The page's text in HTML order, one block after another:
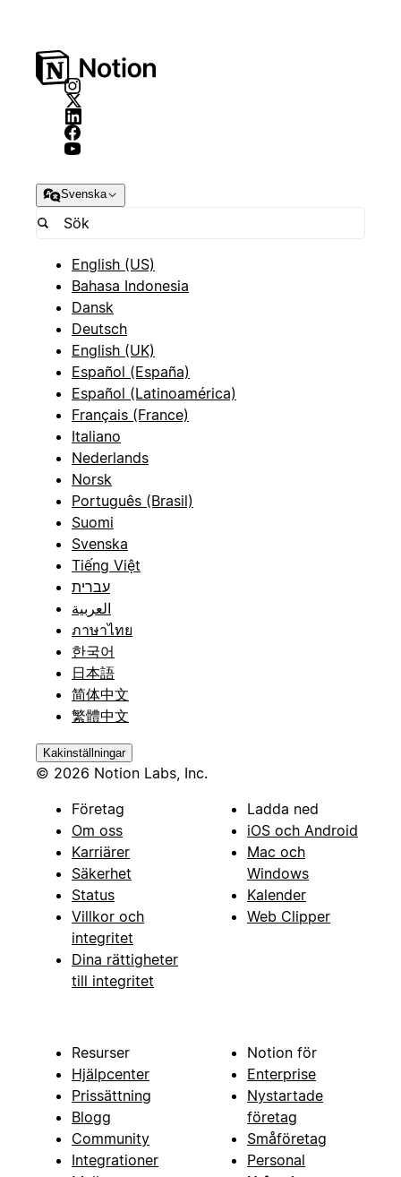
Svenska
English (US)
Bahasa Indonesia
Dansk
Deutsch
English (UK)
Español (España)
Español (Latinoamérica)
Français (France)
Italiano
Nederlands
Norsk
Português (Brasil)
Suomi
Svenska
Tiếng Việt
עברית
العربية
ภาษาไทย
한국어
日本語
简体中文
繁體中文
Kakinställningar
© 2026 Notion Labs, Inc.
Företag
Om oss
Karriärer
Säkerhet
Status
Villkor och
integritet
Dina rättigheter
till integritet
Ladda ned
iOS och Android
Mac och
Windows
Kalender
Web Clipper
Resurser
Hjälpcenter
Prissättning
Blogg
Community
Integrationer
Notion för
Enterprise
Nystartade
företag
Småföretag
Personal